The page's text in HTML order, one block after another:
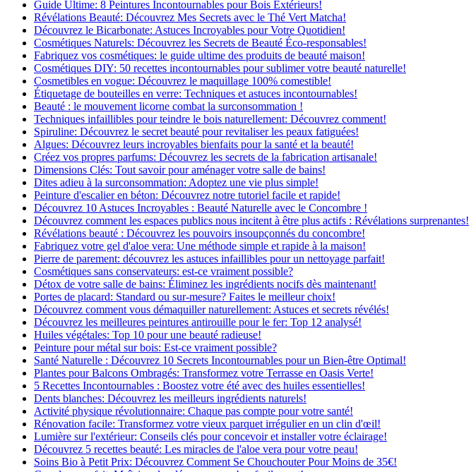
Guide Ultime: 8 Peintures Incontournables pour Bois Extérieurs!
Révélations Beauté: Découvrez Mes Secrets avec le Thé Vert Matcha!
Découvrez le Bicarbonate: Astuces Incroyables pour Votre Quotidien!
Cosmétiques Naturels: Découvrez les Secrets de Beauté Éco-responsables!
Fabriquez vos cosmétiques: le guide ultime des produits de beauté maison!
Cosmétiques DIY: 50 recettes incontournables pour sublimer votre beauté naturelle!
Cosmetibles en vogue: Découvrez le maquillage 100% comestible!
Étiquetage de bouteilles en verre: Techniques et astuces incontournables!
Beauté : le mouvement licorne combat la surconsommation !
Techniques infaillibles pour teindre le bois naturellement: Découvrez comment!
Spiruline: Découvrez le secret beauté pour revitaliser les peaux fatiguées!
Algues: Découvrez leurs incroyables bienfaits pour la santé et la beauté!
Créez vos propres parfums: Découvrez les secrets de la fabrication artisanale!
Dimensions Clés: Tout savoir pour aménager votre salle de bains!
Dites adieu à la surconsommation: Adoptez une vie plus simple!
Peinture d'escalier en béton: Découvrez notre tutoriel facile et rapide!
Découvrez 10 Astuces Incroyables : Beauté Naturelle avec le Concombre !
Découvrez comment les espaces publics nous incitent à être plus actifs : Révélations surprenantes!
Révélations beauté : Découvrez les pouvoirs insoupçonnés du concombre!
Fabriquez votre gel d'aloe vera: Une méthode simple et rapide à la maison!
Pierre de parement: découvrez les astuces infaillibles pour un nettoyage parfait!
Cosmétiques sans conservateurs: est-ce vraiment possible?
Détox de votre salle de bains: Éliminez les ingrédients nocifs dès maintenant!
Portes de placard: Standard ou sur-mesure? Faites le meilleur choix!
Découvrez comment vous démaquiller naturellement: Astuces et secrets révélés!
Découvrez les meilleures peintures antirouille pour le fer: Top 12 analysé!
Huiles végétales: Top 10 pour une beauté radieuse!
Peinture pour métal sur bois: Est-ce vraiment possible?
Santé Naturelle : Découvrez 10 Secrets Incontournables pour un Bien-être Optimal!
Plantes pour Balcons Ombragés: Transformez votre Terrasse en Oasis Verte!
5 Recettes Incontournables : Boostez votre été avec des huiles essentielles!
Dents blanches: Découvrez les meilleurs ingrédients naturels!
Activité physique révolutionnaire: Chaque pas compte pour votre santé!
Rénovation facile: Transformez votre vieux parquet irrégulier en un clin d'œil!
Lumière sur l'extérieur: Conseils clés pour concevoir et installer votre éclairage!
Découvrez 5 recettes beauté: Les miracles de l'aloe vera pour votre peau!
Soins Bio à Petit Prix: Découvrez Comment Se Chouchouter Pour Moins de 35€!